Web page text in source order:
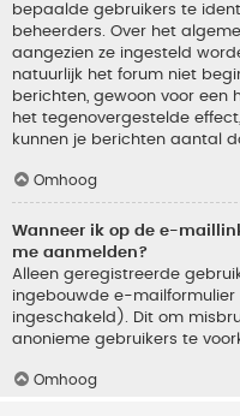
bepaalde gebruikers te
beheerders. Over het
aangezien ze ingesteld
natuurlijk het forum niet
berichten, gewoon voor een
het tegenovergestelde
kunnen je berichten aantal
Omhoog
Wanneer ik op de e-
me aanmelden?
Alleen geregistreerde
ingebouwde e-
ingeschakeld). Dit om
anonieme gebruikers te
Omhoog